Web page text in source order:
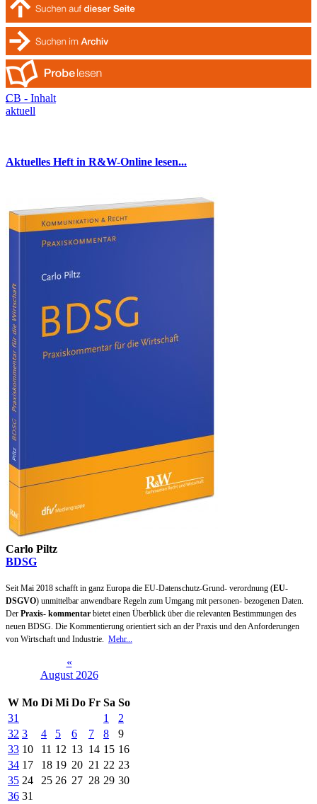
CB - Inhalt
aktuell
Aktuelles Heft in R&W-Online lesen...
Carlo Piltz
BDSG
Seit Mai 2018 schafft in ganz Europa die EU-Datenschutz-Grund- verordnung (EU-
DSGVO) unmittelbar anwendbare Regeln zum Umgang mit personen- bezogenen Daten.
Der Praxis- kommentar bietet einen Überblick über die relevanten Bestimmungen des
neuen BDSG. Die Kommentierung orientiert sich an der Praxis und den Anforderungen
von Wirtschaft und Industrie. Mehr...
«
August 2026
W Mo Di Mi Do Fr Sa So
31
1
2
32 3 4 5 6 7 8
9
33 10 11 12 13 14 15 16
34 17 18 19 20 21 22 23
35 24 25 26 27 28 29 30
36 31